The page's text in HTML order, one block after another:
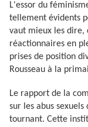
L'essor du
tellement évidents
vaut mieux les dire,
réactionnaires en
prises de position
Rousseau à la
Le rapport de la
sur les abus
tournant. Cette